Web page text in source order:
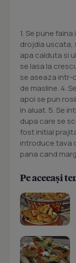
1. Se pune
drojdia uscata,
apa calduta si
se lasa la
se aseaza intr-
de masline. 4.
apoi se pun
in aluat. 5. Se
dupa care se
fost initial
introduce tava
pana cand
Pe aceeași